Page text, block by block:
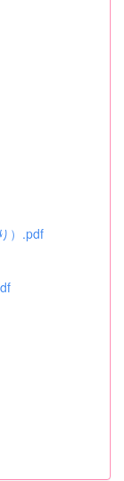
）.pdf